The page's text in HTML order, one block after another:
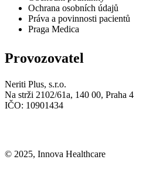
Ochrana osobních údajů
Práva a povinnosti pacientů
Praga Medica
Provozovatel
Neriti Plus, s.r.o.
Na strži 2102/61a, 140 00, Praha 4
IČO: 10901434
© 2025, Innova Healthcare